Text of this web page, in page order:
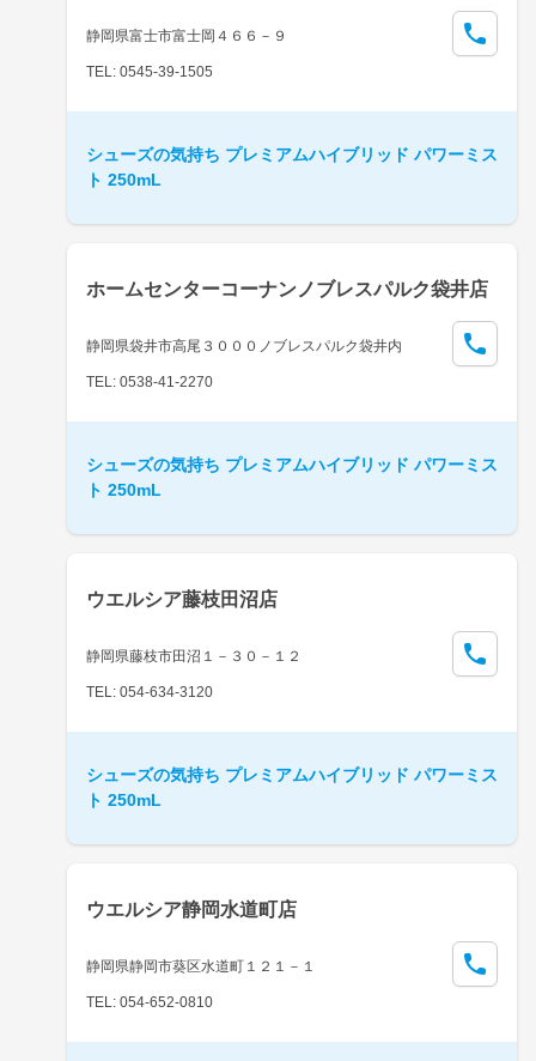
静岡県富士市富士岡４６６－９
TEL: 0545-39-1505
シューズの気持ち プレミアムハイブリッド パワーミス
ト 250mL
ホームセンターコーナンノブレスパルク袋井店
静岡県袋井市高尾３０００ノブレスパルク袋井内
TEL: 0538-41-2270
シューズの気持ち プレミアムハイブリッド パワーミス
ト 250mL
ウエルシア藤枝田沼店
静岡県藤枝市田沼１－３０－１２
TEL: 054-634-3120
シューズの気持ち プレミアムハイブリッド パワーミス
ト 250mL
ウエルシア静岡水道町店
静岡県静岡市葵区水道町１２１－１
TEL: 054-652-0810